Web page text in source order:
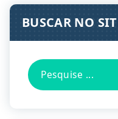
BUSCAR NO
Pesquisa
por: